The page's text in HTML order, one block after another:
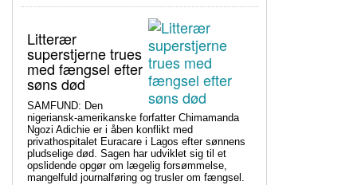
Litterær
superstjerne trues
med fængsel efter
søns død
SAMFUND: Den
nigeriansk-amerikanske forfatter Chimamanda
Ngozi Adichie er i åben konflikt med
privathospitalet Euracare i Lagos efter sønnens
pludselige død. Sagen har udviklet sig til et
opslidende opgør om lægelig forsømmelse,
mangelfuld journalføring og trusler om fængsel.